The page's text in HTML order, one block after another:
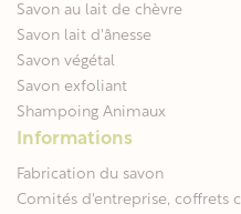
Savon au lait de chèvre
Savon lait d'ânesse
Savon végétal
Savon exfoliant
Shampoing Animaux
Informations
Fabrication du savon
Comités d'entreprise, coffrets